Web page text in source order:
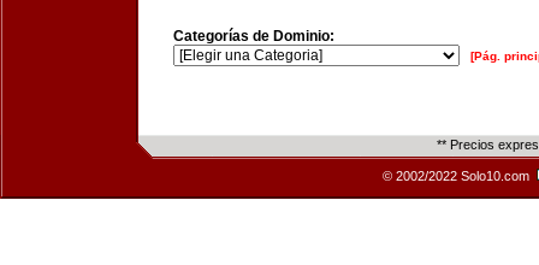
Categorías de Dominio:
[Pág.
** Precios
© 2002/2022 Solo10.com